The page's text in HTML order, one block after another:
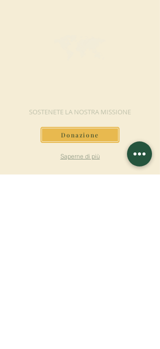
SOSTENETE LA NOSTRA MISSIONE
Donazione
Saperne di più